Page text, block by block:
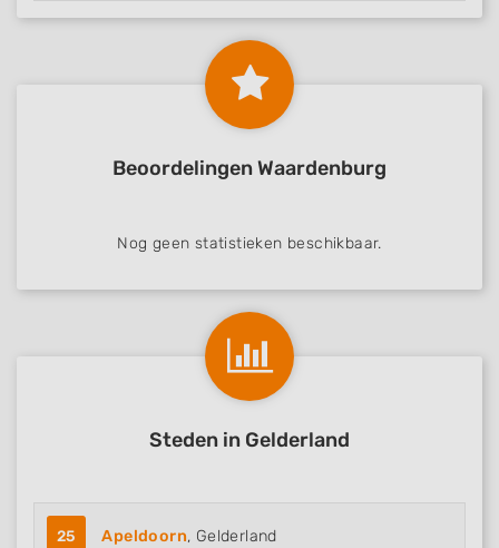
Beoordelingen Waardenburg
Nog geen statistieken beschikbaar.
Steden in Gelderland
25 Apeldoorn, Gelderland